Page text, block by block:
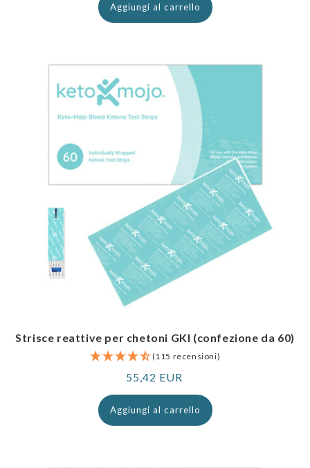
Aggiungi al carrello
Strisce reattive per chetoni GKI (confezione da 60)
(115 recensioni)
Prezzo
normale
55,42 EUR
Aggiungi al carrello